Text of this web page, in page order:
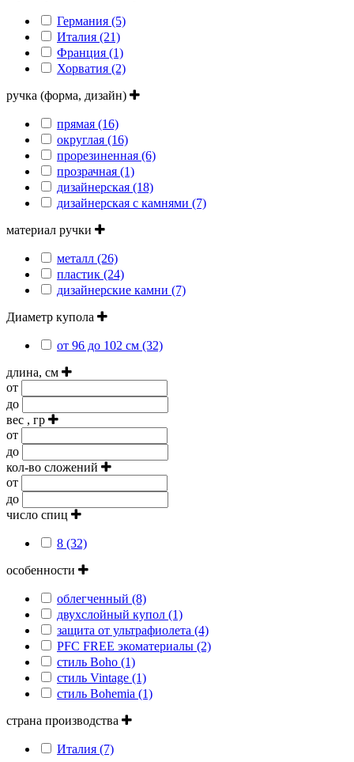
Германия (5)
Италия (21)
Франция (1)
Хорватия (2)
ручка (форма, дизайн)
прямая (16)
округлая (16)
прорезиненная (6)
прозрачная (1)
дизайнерская (18)
дизайнерская с камнями (7)
материал ручки
металл (26)
пластик (24)
дизайнерские камни (7)
Диаметр купола
от 96 до 102 см (32)
длина, см
от
до
вес , гр
от
до
кол-во сложений
от
до
число спиц
8 (32)
особенности
облегченный (8)
двухслойный купол (1)
защита от ультрафиолета (4)
PFC FREE экоматериалы (2)
стиль Boho (1)
стиль Vintage (1)
стиль Bohemia (1)
страна производства
Италия (7)